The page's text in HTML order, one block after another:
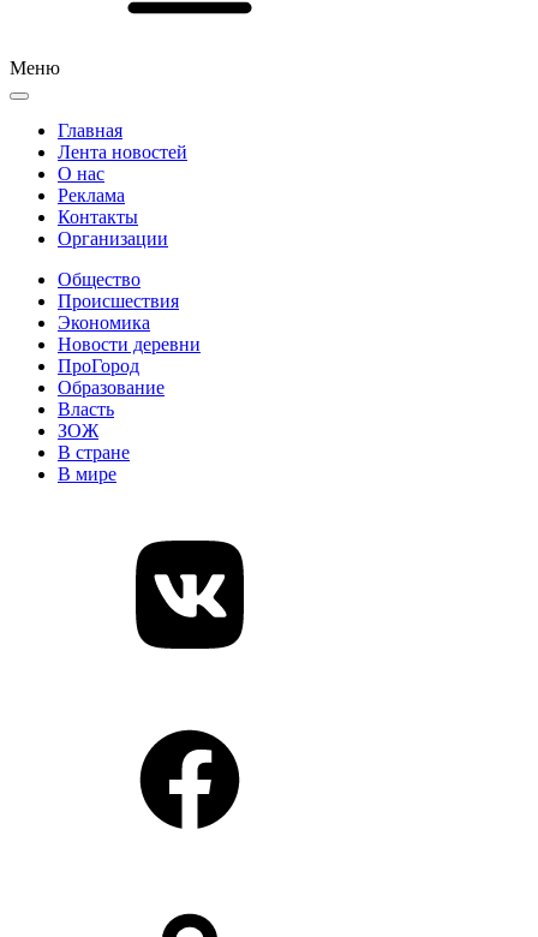
Меню
Главная
Лента новостей
О нас
Реклама
Контакты
Организации
Общество
Происшествия
Экономика
Новости деревни
ПроГород
Образование
Власть
ЗОЖ
В стране
В мире